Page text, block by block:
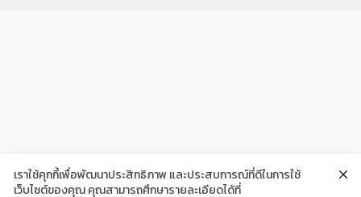
เราใช้คุกกี้เพื่อพัฒนาประสิทธิภาพ และประสบการณ์ที่ดีในการใช้
เว็บไซต์ของคุณ คุณสามารถศึกษารายละเอียดได้ที่